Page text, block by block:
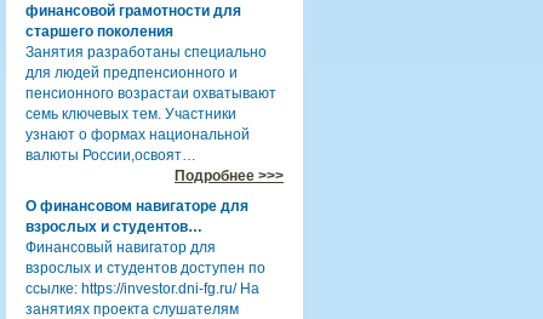
финансовой грамотности для
старшего поколения
Занятия разработаны специально
для людей предпенсионного и
пенсионного возрастаи охватывают
семь ключевых тем. Участники
узнают о формах национальной
валюты России,освоят…
Подробнее >>>
О финансовом навигаторе для
взрослых и студентов…
Финансовый навигатор для
взрослых и студентов доступен по
ссылке: https://investor.dni-fg.ru/ На
занятиях проекта слушателям